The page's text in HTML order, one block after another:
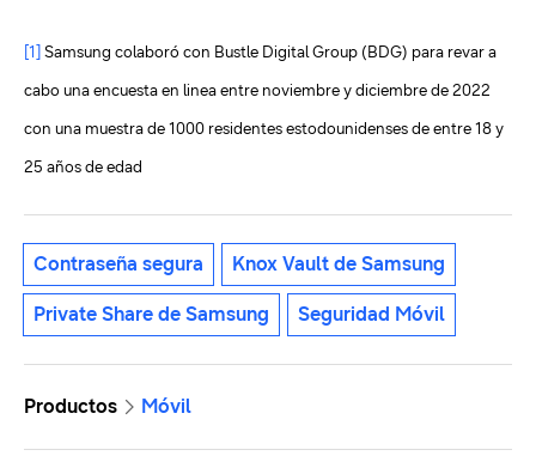
[1] Samsung colaboró con Bustle Digital Group (BDG) para revar a
cabo una encuesta en linea entre noviembre y diciembre de 2022
con una muestra de 1000 residentes estodounidenses de entre 18 y
25 años de edad
Contraseña segura Knox Vault de Samsung
Private Share de Samsung Seguridad Móvil
Productos Móvil